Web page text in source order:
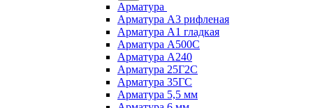
Арматура
Арматура А3 рифленая
Арматура А1 гладкая
Арматура А500С
Арматура А240
Арматура 25Г2С
Арматура 35ГС
Арматура 5,5 мм